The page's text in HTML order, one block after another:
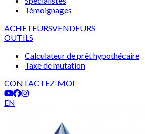
Témoignages
ACHETEURSVENDEURS
OUTILS
Calculateur de prêt hypothécaire
Taxe de mutation
CONTACTEZ-MOI
EN